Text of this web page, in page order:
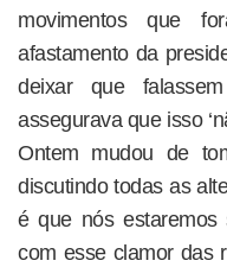
movimentos que
afastamento da
deixar que
assegurava que isso
Ontem mudou de
discutindo todas as
é que nós estaremos
com esse clamor das